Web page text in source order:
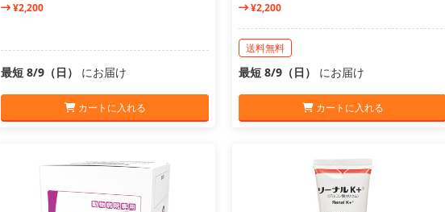
¥2,200
最短 8/9（日） にお届け
カートに入れる
¥2,200
送料無料
最短 8/9（日） にお届け
カートに入れる